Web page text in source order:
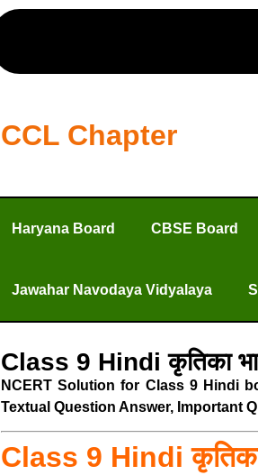
CCL Chapter
Haryana Board CBSE Board
Jawahar Navodaya Vidyalaya
Class 9 Hindi कृतिका
NCERT Solution for Class 9 Hindi
Textual Question Answer, Important
Class 9 Hindi